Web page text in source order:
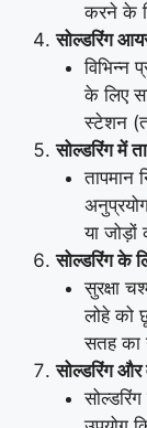
करने के
सोल्डरिंग
विभिन्न
के लिए
स्टेशन
सोल्डरिंग में
तापमान
या
सोल्डरिंग के
सुरक्षा
लोहे को
सतह का
सोल्डरिंग और